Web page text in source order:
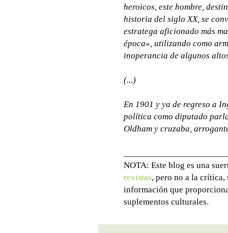
heroicos, este hombre,
historia del siglo XX, se
estratega aficionado más
época», utilizando como
inoperancia de algunos
(...)
En 1901 y ya de regreso a
política como diputado
Oldham y cruzaba,
NOTA: Este blog es una
revistas, pero no a la crítica,
información que
suplementos culturales.